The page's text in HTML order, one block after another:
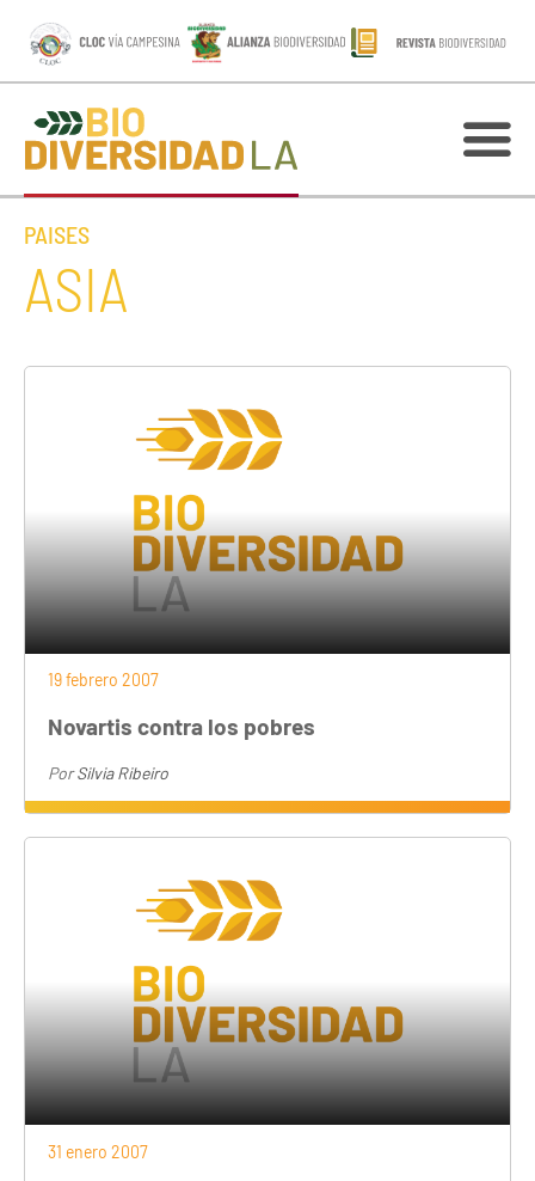
PAISES
ASIA
19 febrero 2007
Novartis contra los pobres
PorSilvia Ribeiro
31 enero 2007